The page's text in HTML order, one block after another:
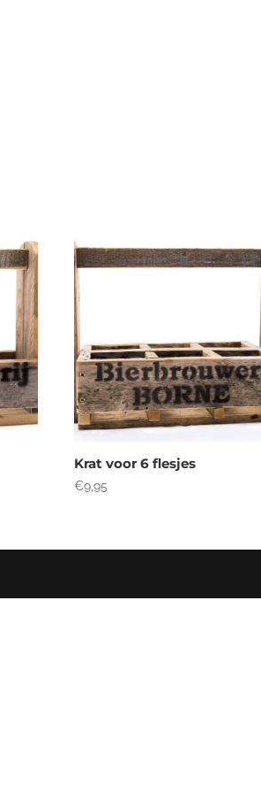
Krat voor 6 flesjes
€9,95